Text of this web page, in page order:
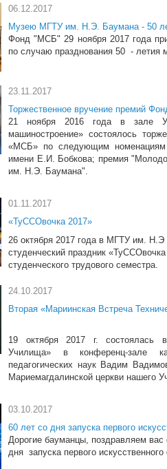
06.12.2017
Музею МГТУ им. Н.Э. Баумана - 50
Фонд "МСБ" 29 ноября 2017 года
по случаю празднования 50 -
23.11.2017
Торжественное вручение премий
21 ноября 2016 года в зале
машиностроение» состоялось
«МСБ» по следующим
имени Е.И. Бобкова; премия
им. Н.Э. Баумана".
01.11.2017
«ТуССОвочка 2017»
26 октября 2017 года в МГТУ им.
студенческий праздник
студенческого трудового семестра.
24.10.2017
Вторая «Мариинская Встреча
19 октября 2017 г. состоялась
Училища» в конференц-зале
педагогических наук Вадим
Мариемагдалинской церкви нашего
03.10.2017
60 лет со дня запуска первого
Дорогие бауманцы, поздравляем
дня запуска первого